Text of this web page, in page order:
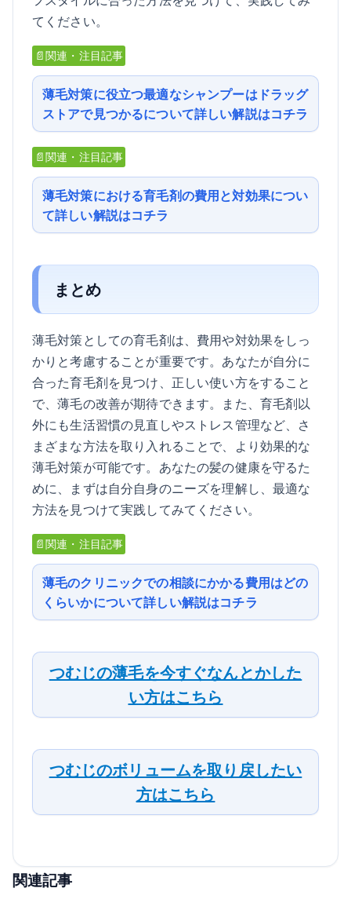
てください。
📄関連・注目記事
薄毛対策に役立つ最適なシャンプーはドラッグ
ストアで見つかるについて詳しい解説はコチラ
📄関連・注目記事
薄毛対策における育毛剤の費用と対効果につい
て詳しい解説はコチラ
まとめ
薄毛対策としての育毛剤は、費用や対効果をしっ
かりと考慮することが重要です。あなたが自分に
合った育毛剤を見つけ、正しい使い方をすること
で、薄毛の改善が期待できます。また、育毛剤以
外にも生活習慣の見直しやストレス管理など、さ
まざまな方法を取り入れることで、より効果的な
薄毛対策が可能です。あなたの髪の健康を守るた
めに、まずは自分自身のニーズを理解し、最適な
方法を見つけて実践してみてください。
📄関連・注目記事
薄毛のクリニックでの相談にかかる費用はどの
くらいかについて詳しい解説はコチラ
つむじの薄毛を今すぐなんとかした
い方はこちら
つむじのボリュームを取り戻したい
方はこちら
関連記事